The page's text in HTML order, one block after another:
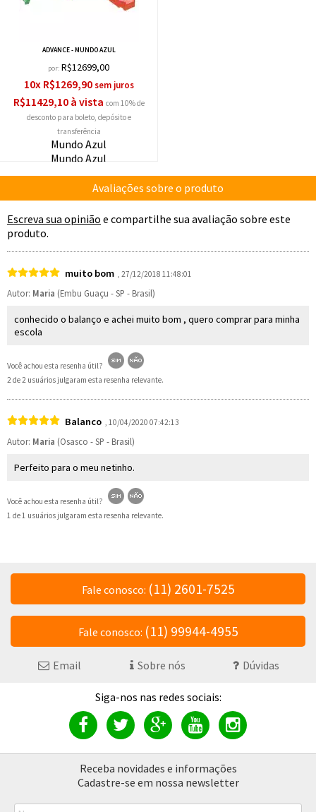
ADVANCE - MUNDO AZUL
por: R$12699,00
10x R$1269,90
R$11429,10 à vista com 10% de
desconto
Mundo Azul
Mundo Azul
Avaliações sobre o produto
Escreva sua opinião e compartilhe sua avaliação sobre este
produto.
2 de 2 usuários julgaram esta resenha relevante.
muito bom , 27/12/2018 11:48:01
Autor: Maria (Embu Guaçu - SP - Brasil)
conhecido o balanço e achei muito bom , quero comprar para minha
escola
Você achou esta resenha útil?
1 de 1 usuários julgaram esta resenha relevante.
Balanco , 10/04/2020 07:42:13
Autor: Maria (Osasco - SP - Brasil)
Perfeito para o meu netinho.
Você achou esta resenha útil?
Fale conosco: (11) 2601-7525
Fale conosco: (11) 99944-4955
Email Sobre nós Dúvidas
Receba novidades e informações
Cadastre-se em nossa newsletter